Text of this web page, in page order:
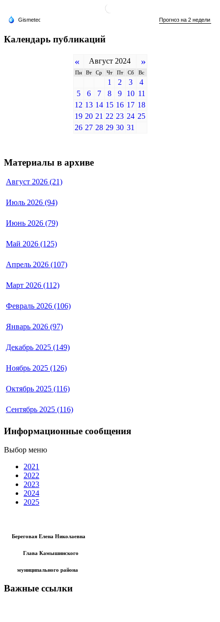
Календарь публикаций
« Август 2024 »
Пн Вт Ср Чт Пт Сб Вс
1 2 3
4
5
6 7 8 9 10 11
12 13 14 15 16 17 18
19 20 21 22 23 24 25
26 27 28 29 30 31
Материалы в архиве
Август 2026 (21)
Июль 2026 (94)
Июнь 2026 (79)
Май 2026 (125)
Апрель 2026 (107)
Март 2026 (112)
Февраль 2026 (106)
Январь 2026 (97)
Декабрь 2025 (149)
Ноябрь 2025 (126)
Октябрь 2025 (116)
Сентябрь 2025 (116)
Информационные сообщения
Выбор меню
2021
2022
2023
2024
2025
Береговая Елена Николаевна
Глава Камышинского
муниципального района
Важные ссылки